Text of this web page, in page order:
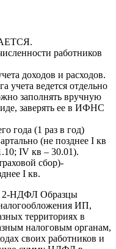
работников
доходов и расходов.
учета ведется отдельно
заполнять вручную
заверять ее в ИФНС
года (1 раз в год)
(не позднее I кв
IV кв – 30.01).
сбор)-
I кв.
2-НДФЛ Образцы
ИП,
территориях в
налоговым органам,
своих работников и